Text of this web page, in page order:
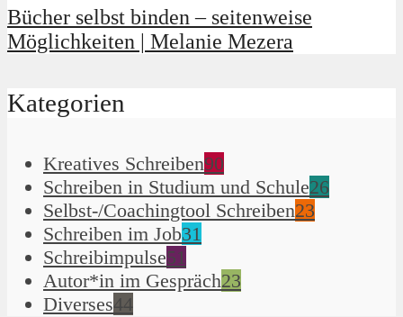
Bücher selbst binden – seitenweise
Möglichkeiten | Melanie Mezera
Kategorien
Kreatives Schreiben90
Schreiben in Studium und Schule26
Selbst-/Coachingtool Schreiben23
Schreiben im Job31
Schreibimpulse51
Autor*in im Gespräch23
Diverses44